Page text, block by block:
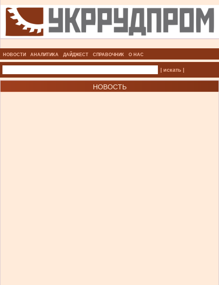
НОВОСТИ АНАЛИТИКА ДАЙДЖЕСТ СПРАВОЧНИК О НАС
| искать |
НОВОСТЬ